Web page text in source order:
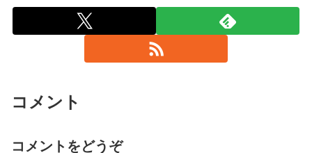
コメント
コメントをどうぞ